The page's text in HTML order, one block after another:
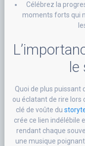
Célébrez la
moments forts qui
Quoi de plus puissant
ou éclatant de rire lors
clé de voûte du
crée ce lien indélébile
rendant chaque
une musique